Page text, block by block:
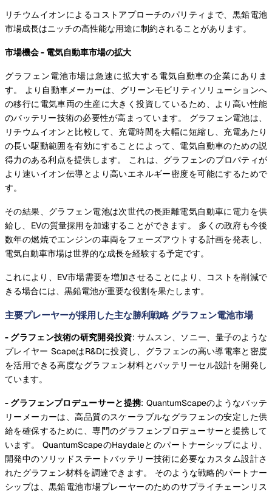
リチウムイオンによるコストアプローチのパリティまで、黒鉛電池
市場成長はニッチの高性能な用途に制約されることがあります。
市場機会 - 電気自動車市場の拡大
グラフェン電池市場は急速に拡大する電気自動車の企業にありま
す。 より自動車メーカーは、グリーンモビリティソリューションへ
の移行に電気車両の生産に大きく投資しているため、より高い性能
のバッテリー技術の必要性が高まっています。 グラフェン電池は、
リチウムイオンと比較して、充電時間を大幅に短縮し、充電あたり
の長い駆動範囲を有効にすることによって、電気自動車のための説
得力のある利点を提供します。 これは、グラフェンのプロパティが
より速いイオン伝導とより高いエネルギー密度を可能にするためで
す。
その結果、グラフェン電池は次世代の長距離電気自動車に電力を供
給し、EVの質量採用を加速することができます。 多くの政府も今後
数年の燃焼でエンジンの車両をフェーズアウトする計画を発表し、
電気自動車市場は世界的な成長を経験する予定です。
これにより、EV市場需要を増加させることにより、コストを削減で
きる場合には、黒鉛電池が重要な役割を果たします。
主要プレーヤーが採用した主な勝利戦略 グラフェン電池市場
- グラフェン技術の研究開発投資: サムスン、ソニー、量子のような
プレイヤー ScapeはR&Dに投資し、グラフェンの高い導電率と密度
を活用できる高度なグラフェン材料とバッテリーセル設計を開発し
ています。
- グラフェンプロデューサーと提携: QuantumScapeのようなバッテ
リーメーカーは、高品質のスケーラブルなグラフェンの安定した供
給を確保するために、専門のグラフェンプロデューサーと提携して
います。 QuantumScapeのHaydaleとのパートナーシップにより、
開発中のソリッドステートバッテリー技術に必要なカスタム設計さ
れたグラフェン材料を調達できます。 そのような戦略的パートナー
シップは、黒鉛電池市場プレーヤーのためのサプライチェーンリス